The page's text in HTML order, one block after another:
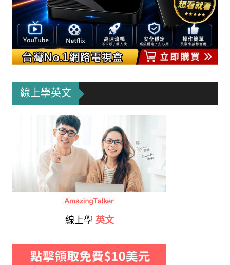
線上學英文
線上學 英文